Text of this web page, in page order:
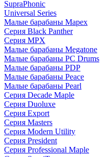
SupraPhonic
Universal Series
Малые барабаны Mapex
Серия Black Panther
Серия MPX
Малые барабаны Megatone
Малые барабаны PC Drums
Малые барабаны PDP
Малые барабаны Peace
Малые барабаны Pearl
Серия Decade Maple
Серия Duoluxe
Серия Export
Серия Masters
Серия Modern Utility
Серия President
Серия Professional Maple